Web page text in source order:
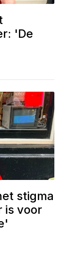
'De
stigma
is voor